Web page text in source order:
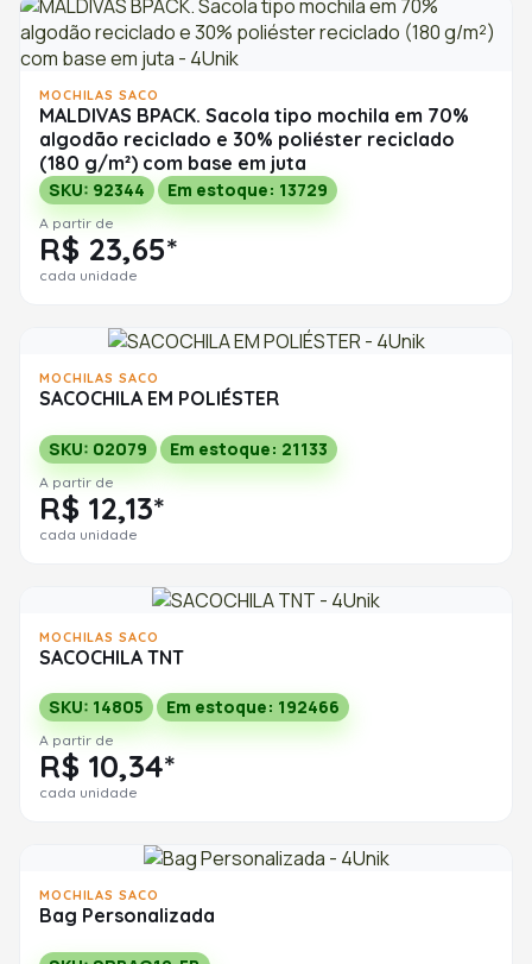
MOCHILAS SACO
MALDIVAS BPACK. Sacola tipo mochila em 70%
algodão reciclado e 30% poliéster reciclado
(180 g/m²) com base em juta
SKU: 92344 Em estoque: 13729
A partir de
R$ 23,65*
cada unidade
MOCHILAS SACO
SACOCHILA EM POLIÉSTER
SKU: 02079 Em estoque: 21133
A partir de
R$ 12,13*
cada unidade
MOCHILAS SACO
SACOCHILA TNT
SKU: 14805 Em estoque: 192466
A partir de
R$ 10,34*
cada unidade
MOCHILAS SACO
Bag Personalizada